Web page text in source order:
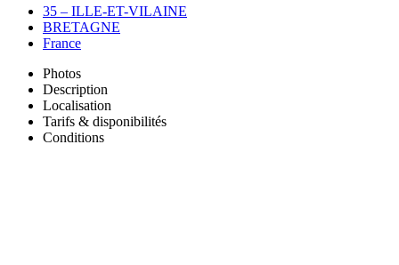
35 – ILLE-ET-VILAINE
BRETAGNE
France
Photos
Description
Localisation
Tarifs & disponibilités
Conditions